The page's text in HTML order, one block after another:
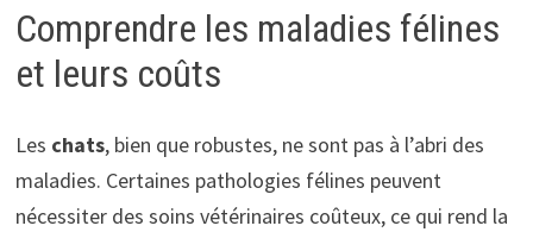
Comprendre les maladies félines
et leurs coûts
Les chats, bien que robustes, ne sont pas à l’abri des
maladies. Certaines pathologies félines peuvent
nécessiter des soins vétérinaires coûteux, ce qui rend la